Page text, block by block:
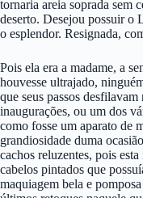
tornaria areia soprada sem
deserto. Desejou possuir o
o esplendor. Resignada,
Pois ela era a madame, a
houvesse ultrajado,
que seus passos
inaugurações, ou um dos
como fosse um aparato de
grandiosidade duma
cachos reluzentes, pois
cabelos pintados que
maquiagem bela e